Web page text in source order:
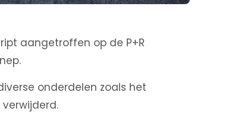
aangetroffen op de P+R
onderdelen zoals het